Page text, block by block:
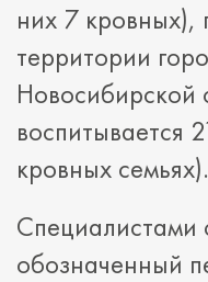
них 7
территории
Новосибирской
воспитывается
кровных семьях).
обозначенный